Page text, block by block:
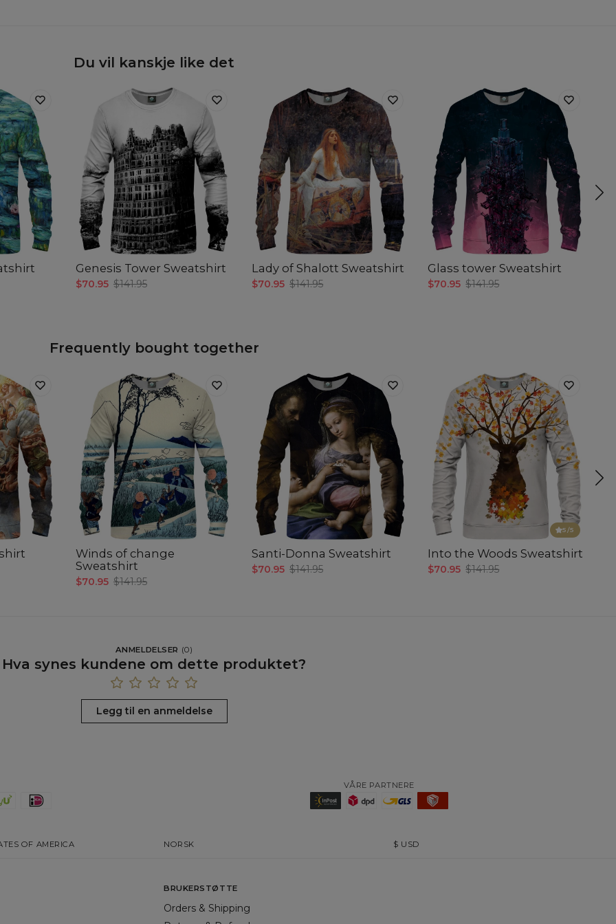
Du vil kanskje like det
Genesis Tower Sweatshirt
$70.95 $141.95
Lady of Shalott Sweatshirt
$70.95 $141.95
Glass tower Sweatshirt
$70.95 $141.95
Frequently bought together
Winds of change
Sweatshirt
$70.95 $141.95
Santi-Donna Sweatshirt
$70.95 $141.95
5/5
Into the Woods Sweatshirt
$70.95 $141.95
ANMELDELSER (0)
Hva synes kundene om dette produktet?
Legg til en anmeldelse
VÅRE PARTNERE
OF AMERICA NORSK $ USD
BRUKERSTØTTE
Orders & Shipping